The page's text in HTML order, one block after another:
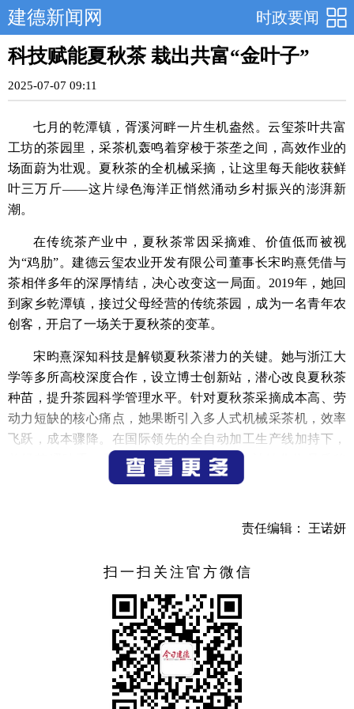
时政要闻
建德新闻网
科技赋能夏秋茶 栽出共富“金叶子”
2025-07-07 09:11
七月的乾潭镇，胥溪河畔一片生机盎然。云玺茶叶共富
工坊的茶园里，采茶机轰鸣着穿梭于茶垄之间，高效作业的
场面蔚为壮观。夏秋茶的全机械采摘，让这里每天能收获鲜
叶三万斤——这片绿色海洋正悄然涌动乡村振兴的澎湃新
潮。
在传统茶产业中，夏秋茶常因采摘难、价值低而被视
为“鸡肋”。建德云玺农业开发有限公司董事长宋昀熹凭借与
茶相伴多年的深厚情结，决心改变这一局面。2019年，她回
到家乡乾潭镇，接过父母经营的传统茶园，成为一名青年农
创客，开启了一场关于夏秋茶的变革。
宋昀熹深知科技是解锁夏秋茶潜力的关键。她与浙江大
学等多所高校深度合作，设立博士创新站，潜心改良夏秋茶
种苗，提升茶园科学管理水平。针对夏秋茶采摘成本高、劳
动力短缺的核心痛点，她果断引入多人式机械采茶机，效率
飞跃，成本骤降。在国际领先的全自动加工生产线加持下，
曾经苦涩味重、香气不足的夏秋茶原料，被转化为品质稳
定、符合国际标准的优质产品。
其自有及合作茶园总面积已超30000亩，遍布浙江、贵州、四
自动加工生产线（涵盖绿茶、白茶、红茶、乌龙茶）、标准
化仓储及大型冷库的现代化布局。产业链的延伸极大提升了
宋昀熹敏锐把握市场脉搏，积极拓展线上线下双渠道：
电商直播风生水起，年效益超千万元；私人定制服务精准对
接高端需求；产品远销德国、美国等数十个国家，打响国际
责任编辑： 王诺妍
扫一扫关注官方微信